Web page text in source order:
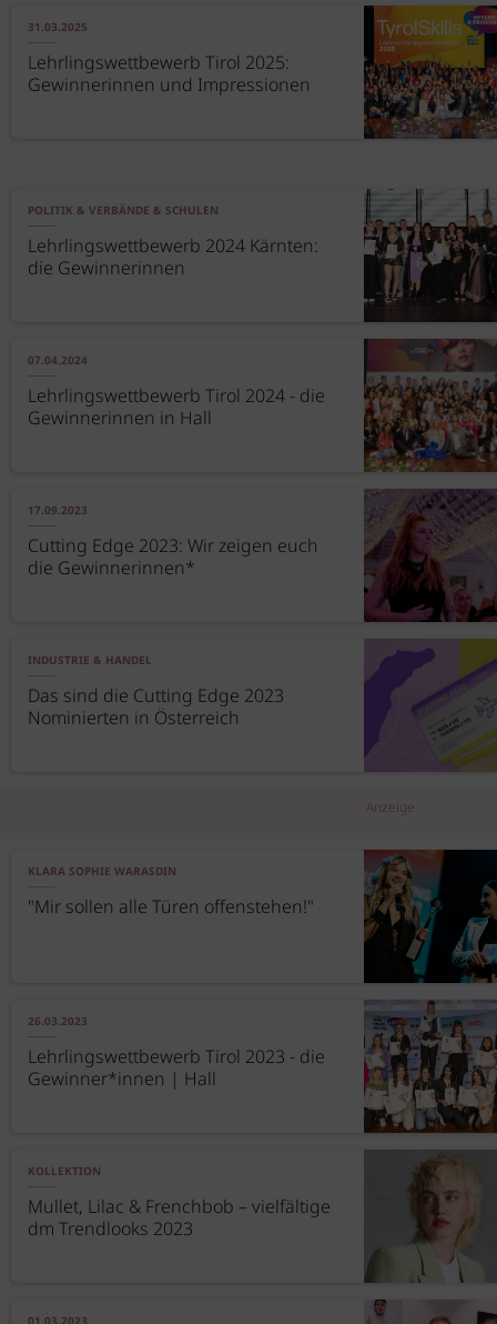
31.03.2025
Lehrlingswettbewerb Tirol 2025:
Gewinnerinnen und Impressionen
POLITIK & VERBÄNDE & SCHULEN
Lehrlingswettbewerb 2024 Kärnten:
die Gewinnerinnen
07.04.2024
Lehrlingswettbewerb Tirol 2024 - die
Gewinnerinnen in Hall
17.09.2023
Cutting Edge 2023: Wir zeigen euch
die Gewinnerinnen*
INDUSTRIE & HANDEL
Das sind die Cutting Edge 2023
Nominierten in Österreich
Anzeige
KLARA SOPHIE WARASDIN
"Mir sollen alle Türen offenstehen!"
26.03.2023
Lehrlingswettbewerb Tirol 2023 - die
Gewinner*innen | Hall
KOLLEKTION
Mullet, Lilac & Frenchbob – vielfältige
dm Trendlooks 2023